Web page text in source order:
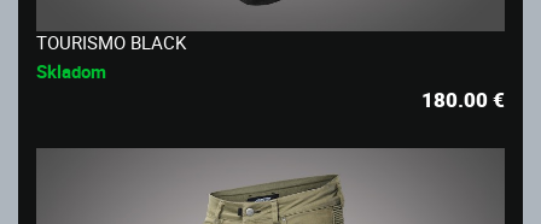
TOURISMO BLACK
Skladom
180.00€